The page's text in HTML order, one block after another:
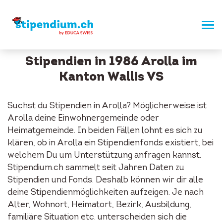
Stipendien in 1986 Arolla im
Kanton Wallis VS
Suchst du Stipendien in Arolla? Möglicherweise ist
Arolla deine Einwohnergemeinde oder
Heimatgemeinde. In beiden Fällen lohnt es sich zu
klären, ob in Arolla ein Stipendienfonds existiert, bei
welchem Du um Unterstützung anfragen kannst.
Stipendium.ch sammelt seit Jahren Daten zu
Stipendien und Fonds. Deshalb können wir dir alle
deine Stipendienmöglichkeiten aufzeigen. Je nach
Alter, Wohnort, Heimatort, Bezirk, Ausbildung,
familiäre Situation etc. unterscheiden sich die